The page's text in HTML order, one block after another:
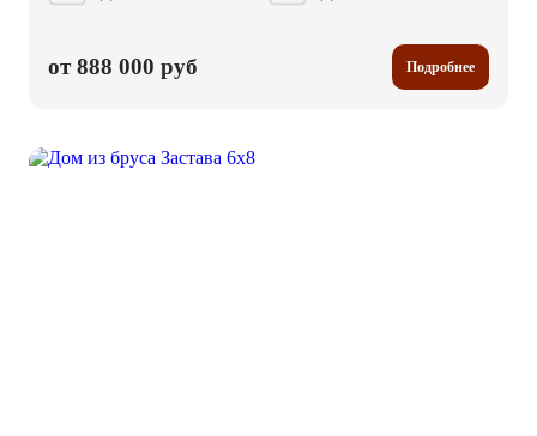
от 888 000 руб Подробнее